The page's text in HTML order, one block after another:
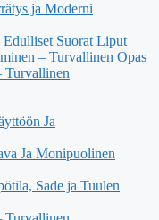
ja Moderni
Suorat Liput
– Turvallinen Opas
Turvallinen
Ja
Ja Monipuolinen
Sade ja Tuulen